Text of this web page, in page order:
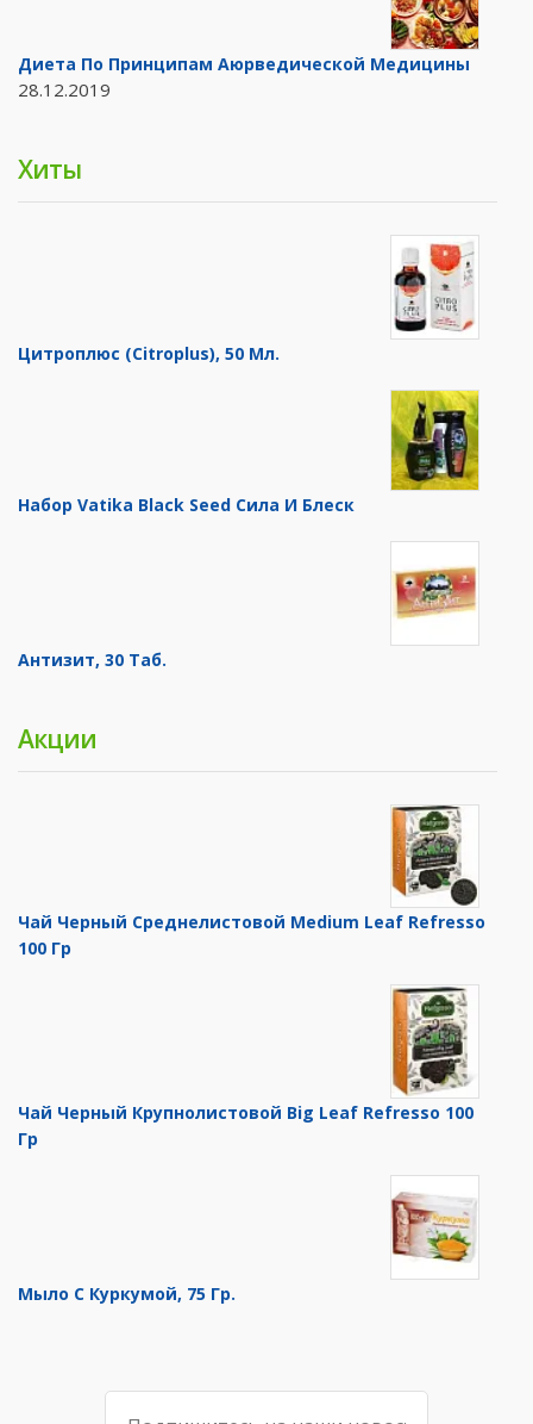
Диета По Принципам Аюрведической Медицины
28.12.2019
Хиты
Цитроплюс (Citroplus), 50 Мл.
Набор Vatika Black Seed Сила И Блеск
Антизит, 30 Таб.
Акции
Чай Черный Среднелистовой Medium Leaf Refresso
100 Гр
Чай Черный Крупнолистовой Big Leaf Refresso 100
Гр
Мыло С Куркумой, 75 Гр.